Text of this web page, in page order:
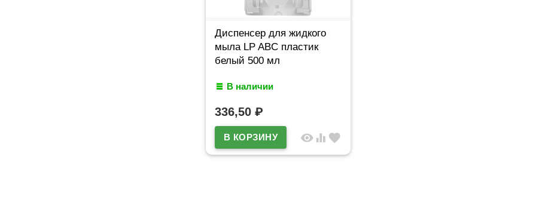
Диспенсер для жидкого
мыла LP ABC пластик
белый 500 мл
В наличии
336,50 ₽
visibility equalizer favorite